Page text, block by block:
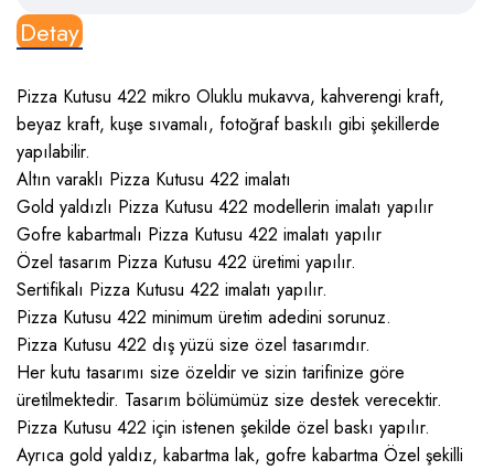
Detay
Pizza Kutusu 422 mikro Oluklu mukavva, kahverengi kraft,
beyaz kraft, kuşe sıvamalı, fotoğraf baskılı gibi şekillerde
yapılabilir.
Altın varaklı Pizza Kutusu 422 imalatı
Gold yaldızlı Pizza Kutusu 422 modellerin imalatı yapılır
Gofre kabartmalı Pizza Kutusu 422 imalatı yapılır
Özel tasarım Pizza Kutusu 422 üretimi yapılır.
Sertifikalı Pizza Kutusu 422 imalatı yapılır.
Pizza Kutusu 422 minimum üretim adedini sorunuz.
Pizza Kutusu 422 dış yüzü size özel tasarımdır.
Her kutu tasarımı size özeldir ve sizin tarifinize göre
üretilmektedir. Tasarım bölümümüz size destek verecektir.
Pizza Kutusu 422 için istenen şekilde özel baskı yapılır.
Ayrıca gold yaldız, kabartma lak, gofre kabartma Özel şekilli